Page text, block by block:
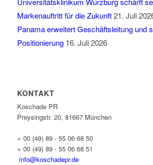
Markenauftritt für die Zukunft 21. Juli
Panama erweitert Geschäftsleitung und
Positionierung 16. Juli 2026
KONTAKT
Koschade PR
Preysingstr. 20, 81667 München
+ 00 (49) 89 - 55 06 68 50
+ 00 (49) 89 - 55 06 68 51
info@koschadepr.de